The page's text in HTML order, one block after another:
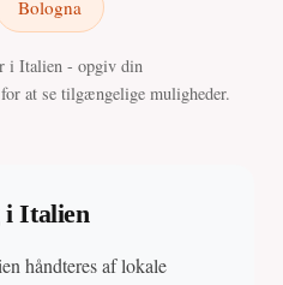
Bologna
i Italien - opgiv din
at se tilgængelige muligheder.
i Italien
håndteres af lokale